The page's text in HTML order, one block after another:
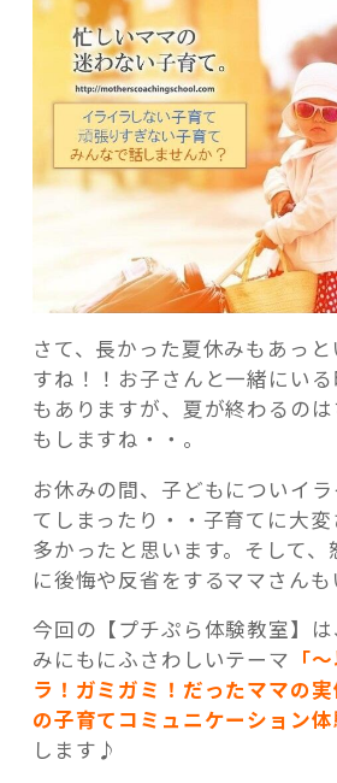
記事検索
さて、長かった夏休みもあっ
すね！！お子さんと一緒にい
もありますが、夏が終わるの
もしますね・・。
お休みの間、子どもについイ
てしまったり・・子育てに大
多かったと思います。そして、
に後悔や反省をするママさんも
今回の【プチぷら体験教室】
みにもにふさわしいテーマ 「～
ラ！ガミガミ！だったママの
の子育てコミュニケーション体
します♪